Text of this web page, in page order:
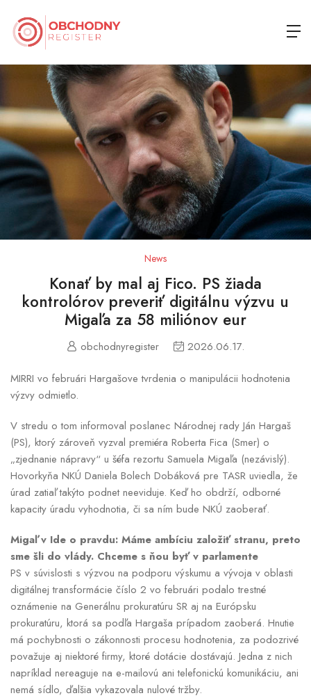
News
Konať by mal aj Fico. PS žiada
kontrolórov preveriť digitálnu výzvu u
Migaľa za 58 miliónov eur
obchodnyregister 2026.06.17.
MIRRI vo februári Hargašove tvrdenia o manipulácii hodnotenia
výzvy odmietlo.
V stredu o tom informoval poslanec Národnej rady Ján Hargaš
(PS), ktorý zároveň vyzval premiéra Roberta Fica (Smer) o
„zjednanie nápravy“ u šéfa rezortu Samuela Migaľa (nezávislý).
Hovorkyňa NKÚ Daniela Bolech Dobáková pre TASR uviedla, že
úrad zatiaľ takýto podnet neeviduje. Keď ho obdrží, odborné
kapacity úradu vyhodnotia, či sa ním bude NKÚ zaoberať.
Migaľ v Ide o pravdu: Máme ambíciu založiť stranu, preto
sme šli do vlády. Chceme s ňou byť v parlamente
PS v súvislosti s výzvou na podporu výskumu a vývoja v oblasti
digitálnej transformácie číslo 2 vo februári podalo trestné
oznámenie na Generálnu prokuratúru SR aj na Európsku
prokuratúru, ktorá sa podľa Hargaša prípadom zaoberá. Hnutie
má pochybnosti o zákonnosti procesu hodnotenia, za podozrivé
považuje aj niektoré firmy, ktoré dotácie dostávajú. Jedna z nich
napríklad nereaguje na e-mailovú ani telefonickú komunikáciu, ani
nemá sídlo, ďalšia vykazovala nulové tržby.